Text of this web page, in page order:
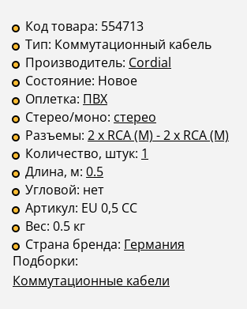
Код товара: 554713
Тип: Коммутационный кабель
Производитель: Cordial
Состояние: Новое
Оплетка: ПВХ
Стерео/моно: стерео
Разъемы: 2 x RCA (M) - 2 x RCA (M)
Количество, штук: 1
Длина, м: 0.5
Угловой: нет
Артикул: EU 0,5 CC
Вес: 0.5 кг
Страна бренда: Германия
Подборки:
Коммутационные кабели